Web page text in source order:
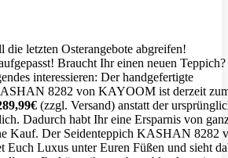
die letzten Osterangebote abgreifen!
Braucht Ihr einen neuen
interessieren: Der handgefertigte
8282 von KAYOOM ist derzeit
(zzgl. Versand) anstatt der
Dadurch habt Ihr eine Ersparnis von
Kauf. Der Seidenteppich KASHAN 8282
Luxus unter Euren Füßen und sieht